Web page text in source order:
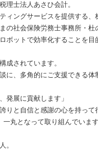
理士法人あさひ会計。
ィングサービスを提供する、
の社会保険労務士事務所・杜
ボットで効率化することを
成されています。
に、多角的にご支援できる体
発展に貢献します」
りと自信と感謝の心を持って
丸となって取り組んでいます
。